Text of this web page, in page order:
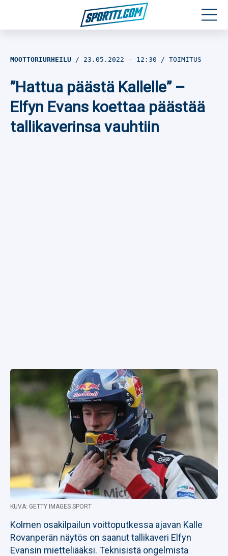
Jalkapallo
Yleisurheilu
MOOTTORIURHEILU 23.05.2022 - 12:30 TOIMITUS
”Hattua päästä Kallelle” –
Elfyn Evans koettaa päästää
tallikaverinsa vauhtiin
KUVA: GETTY IMAGES SPORT
Kolmen osakilpailun voittoputkessa ajavan Kalle
Rovanperän näytös on saanut tallikaveri Elfyn
Evansin mietteliääksi. Teknisistä ongelmista